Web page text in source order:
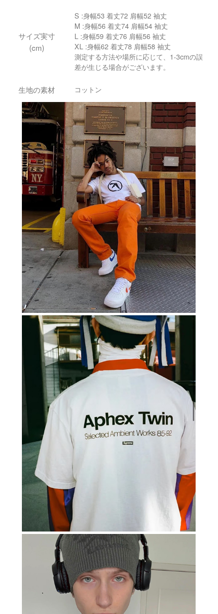
サイズ実寸
(cm)
S :身幅53 着丈72 肩幅52 袖丈
M :身幅56 着丈74 肩幅54 袖丈
L :身幅59 着丈76 肩幅56 袖丈
XL :身幅62 着丈78 肩幅58 袖丈
測定する方法や場所に応じて、1-3cmの誤
差が生じる場合がございます。
生地の素材 コットン